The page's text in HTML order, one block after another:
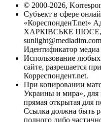
© 2000-2026,
Субъект в сфере
«КореспонденТ.net»
ХАРКІВСЬКЕ ШОСЕ,
Идентификатор
Использование
сайте, разрешается
Корреспондент.net.
При копировании
Украины и мира», для
прямая открытая для
Ссылка должна быть
полного либо